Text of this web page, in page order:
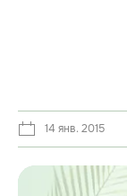
14 янв. 2015